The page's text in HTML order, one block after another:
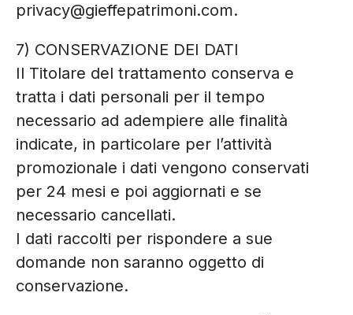
privacy@gieffepatrimoni.com.
7) CONSERVAZIONE DEI DATI
Il Titolare del trattamento conserva e
tratta i dati personali per il tempo
necessario ad adempiere alle finalità
indicate, in particolare per l’attività
promozionale i dati vengono conservati
per 24 mesi e poi aggiornati e se
necessario cancellati.
I dati raccolti per rispondere a sue
domande non saranno oggetto di
conservazione.